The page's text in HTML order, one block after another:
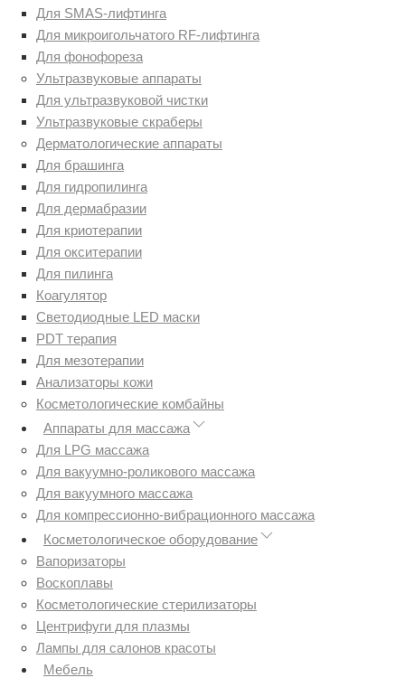
Для SMAS-лифтинга
Для микроигольчатого RF-лифтинга
Для фонофореза
Ультразвуковые аппараты
Для ультразвуковой чистки
Ультразвуковые скраберы
Дерматологические аппараты
Для брашинга
Для гидропилинга
Для дермабразии
Для криотерапии
Для окситерапии
Для пилинга
Коагулятор
Светодиодные LED маски
PDT терапия
Для мезотерапии
Анализаторы кожи
Косметологические комбайны
Аппараты для массажа
Для LPG массажа
Для вакуумно-роликового массажа
Для вакуумного массажа
Для компрессионно-вибрационного массажа
Косметологическое оборудование
Вапоризаторы
Воскоплавы
Косметологические стерилизаторы
Центрифуги для плазмы
Лампы для салонов красоты
Мебель